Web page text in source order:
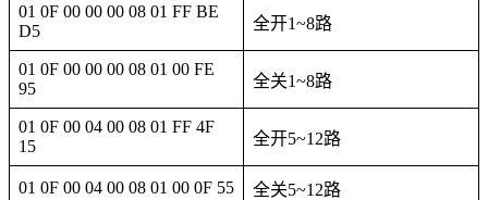
01 0F 00 00 00 08 01 FF BE
D5
全开1~8路
01 0F 00 00 00 08 01 00 FE
95
全关1~8路
01 0F 00 04 00 08 01 FF 4F
15
全开5~12路
01 0F 00 04 00 08 01 00 0F 55 全关5~12路